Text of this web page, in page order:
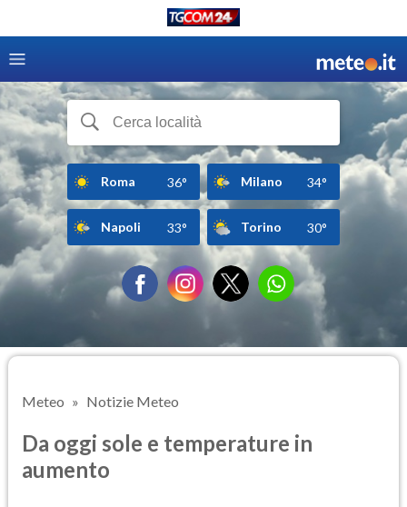
Roma 36° Milano 34°
Napoli 33° Torino 30°
Meteo Notizie Meteo
Da oggi sole e temperature in
aumento